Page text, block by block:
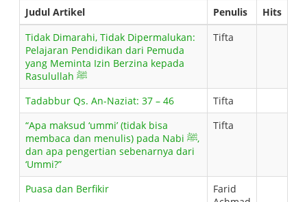
Judul Artikel
Penulis
Hits
Tidak Dimarahi, Tidak Dipermalukan:
Pelajaran Pendidikan dari Pemuda
yang Meminta Izin Berzina kepada
Rasulullah ﷺ
Tifta
Tadabbur Qs. An-Naziat: 37 – 46
Tifta
“Apa maksud ‘ummi’ (tidak bisa
membaca dan menulis) pada Nabi ﷺ,
dan apa pengertian sebenarnya dari
‘Ummi?”
Tifta
Puasa dan Berfikir
Farid